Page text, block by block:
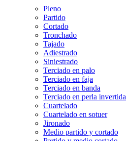
Pleno
Partido
Cortado
Tronchado
Tajado
Adiestrado
Siniestrado
Terciado en palo
Terciado en faja
Terciado en banda
Terciado en perla invertida
Cuartelado
Cuartelado en sotuer
Jironado
Medio partido y cortado